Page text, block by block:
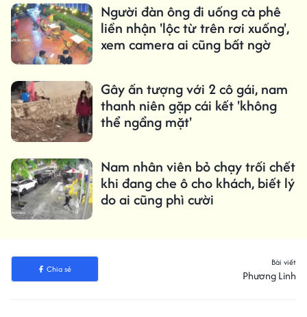
Người đàn ông đi uống cà phê
liền nhận 'lộc từ trên rơi xuống',
xem camera ai cũng bất ngờ
Gây ấn tượng với 2 cô gái, nam
thanh niên gặp cái kết 'không
thể ngẩng mặt'
Nam nhân viên bỏ chạy trối chết
khi đang che ô cho khách, biết lý
do ai cũng phì cười
Chia sẻ
Bài viết
Phương Linh